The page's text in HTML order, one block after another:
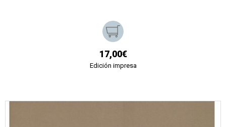
17,00€
Edición impresa